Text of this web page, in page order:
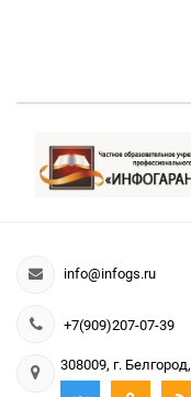
info@infogs.ru
+7(909)207-07-39
308009, г.